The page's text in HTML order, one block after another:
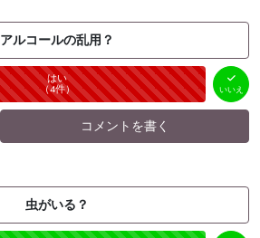
アルコールの乱用？
はい
（4件） 未投票
いいえ
（ 0件）
いいえ
コメントを書く
虫がいる？